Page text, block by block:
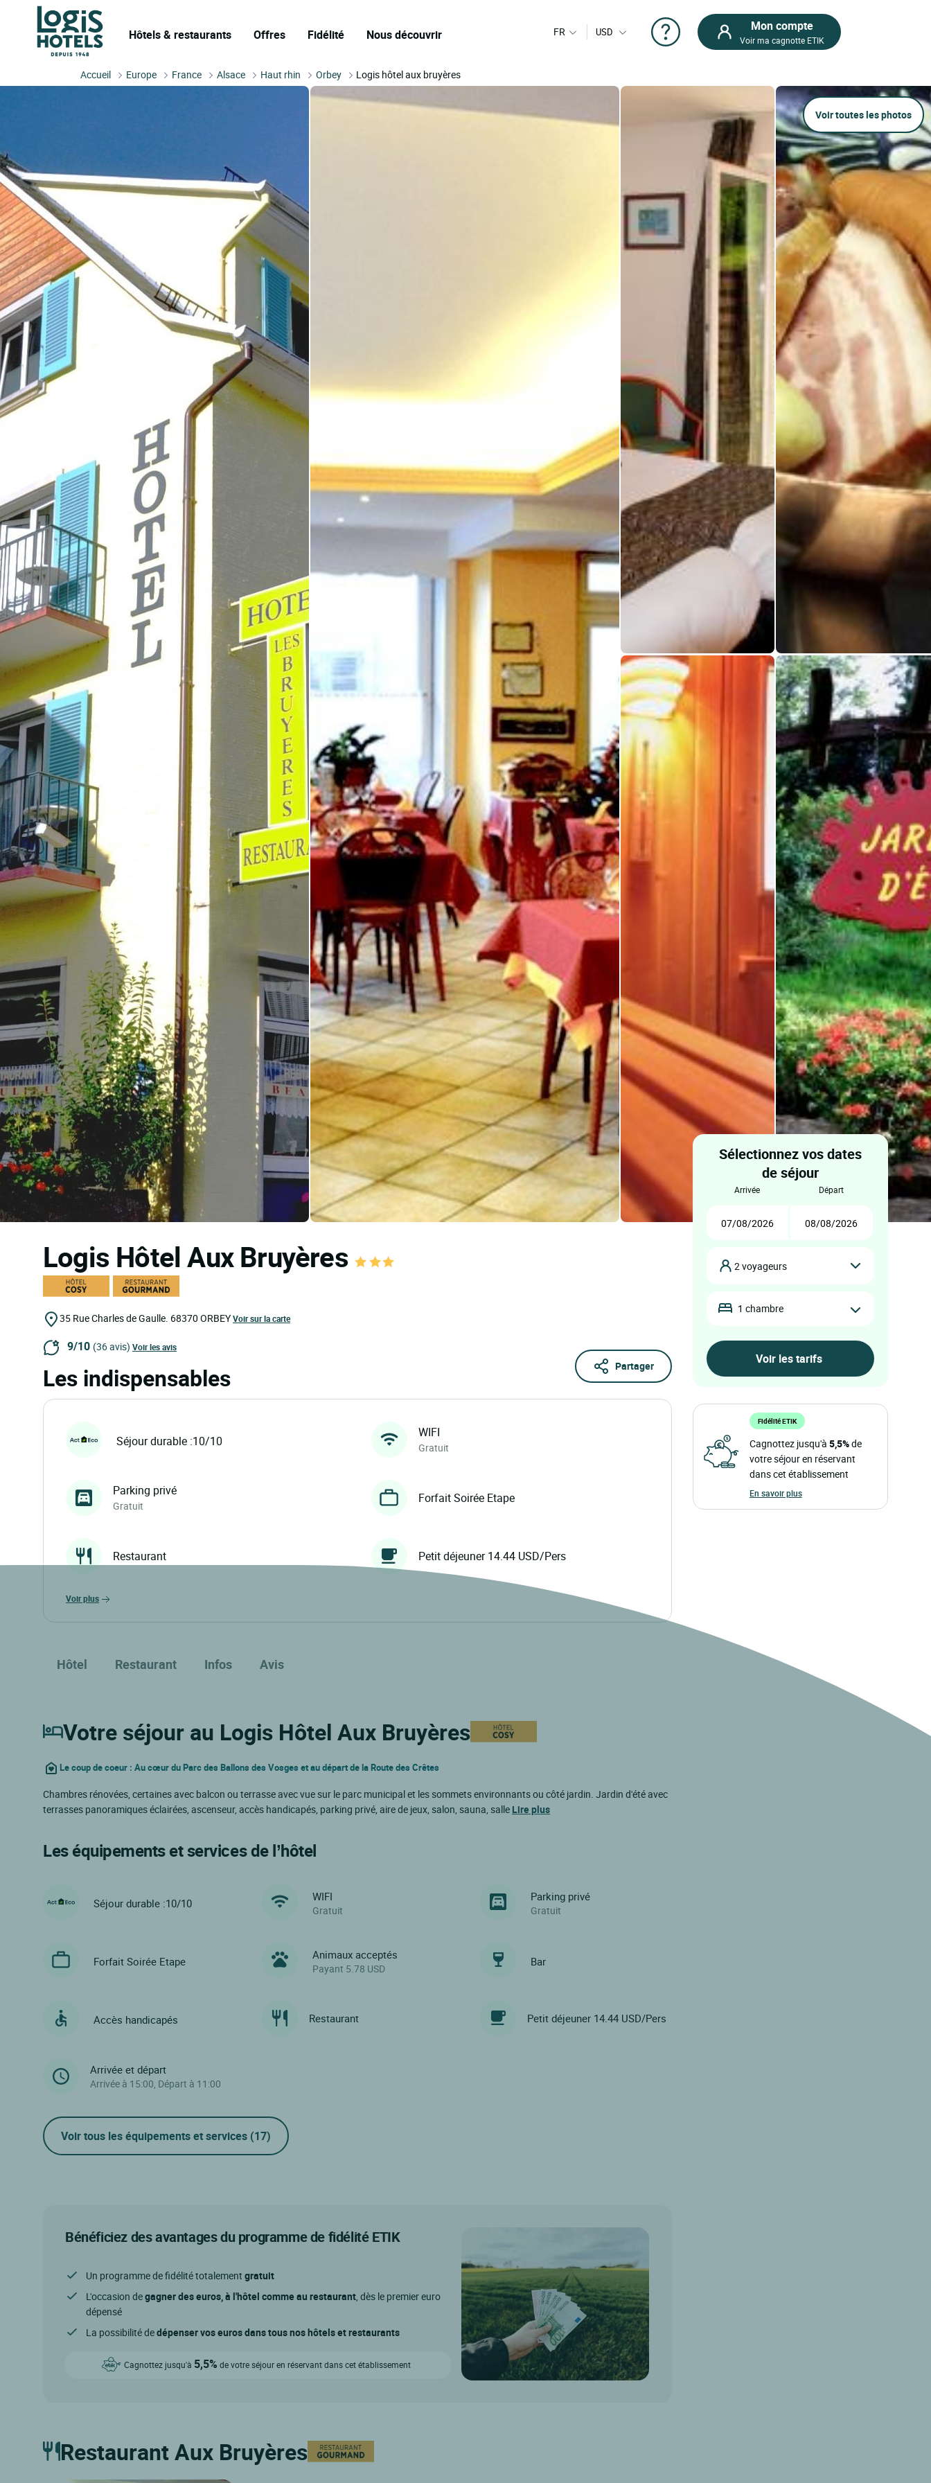
Hôtels & restaurants Offres Fidélité Nous découvrir FR USD Mon compte
Voir ma cagnotte ETIK
Accueil Europe France Alsace Haut rhin Orbey Logis hôtel aux bruyères
Voir toutes les photos
Logis Hôtel Aux Bruyères
35 Rue Charles de Gaulle. 68370 ORBEYVoir sur la carte
9/10 (36 avis) Voir les avis
Partager
Les indispensables
Séjour durable :10/10
WIFI
Gratuit
Parking privé
Gratuit
Forfait Soirée Etape
Restaurant Petit déjeuner 14.44 USD/Pers
voir plus
Hôtel Restaurant Infos Avis
Votre séjour au Logis Hôtel Aux Bruyères
Le coup de coeur : Au cœur du Parc des Ballons des Vosges et au départ de la Route des Crêtes
Chambres rénovées, certaines avec balcon ou terrasse avec vue sur le parc municipal et les sommets environnants ou côté jardin. Jardin d'été avec
terrasses panoramiques éclairées, ascenseur, accès handicapés, parking privé, aire de jeux, salon, sauna, salle Lire plus
Les équipements et services de l’hôtel
Séjour durable :10/10 WIFI
Gratuit
Parking privé
Gratuit
Forfait Soirée Etape Animaux acceptés
Payant 5.78 USD
Bar
Accès handicapés Restaurant Petit déjeuner 14.44 USD/Pers
Arrivée et départ
Arrivée à 15:00, Départ à 11:00
Voir tous les équipements et services (17)
Bénéficiez des avantages du programme de fidélité ETIK
Un programme de fidélité totalement gratuit
L'occasion degagner des euros, à l'hôtel comme au restaurant , dès le premier euro
dépensé
La possibilité dedépenser vos euros dans tous nos hôtels et restaurants
Cagnottez jusqu'à 5,5% de votre séjour en réservant dans cet établissement
Restaurant Aux Bruyères
Sélectionnez vos dates
de séjour
arrivée départ
2 voyageurs
1 chambre
Fidélité ETIK
Cagnottez jusqu'à 5,5%de
votre séjour en réservant
dans cet établissement
En savoir plus